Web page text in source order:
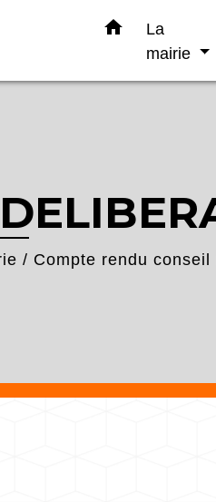
home
La
mairie
/ Compte rendu conseil